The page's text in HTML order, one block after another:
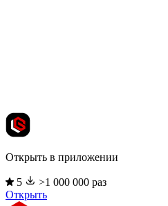
Открыть в приложении
5
>1 000 000 раз
Открыть